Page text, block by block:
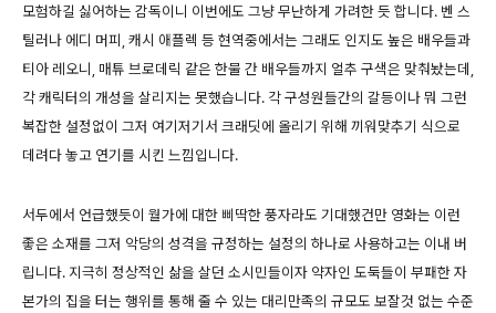
모험하길 싫어하는 감독이니 이번에도 그냥 무난하게 가려한 듯 합니다. 벤 스
틸러나 에디 머피, 캐시 애플렉 등 현역중에서는 그래도 인지도 높은 배우들과
티아 레오니, 매튜 브로데릭 같은 한물 간 배우들까지 얼추 구색은 맞춰놨는데,
각 캐릭터의 개성을 살리지는 못했습니다. 각 구성원들간의 갈등이나 뭐 그런
복잡한 설정없이 그저 여기저기서 크래딧에 올리기 위해 끼워맞추기 식으로
데려다 놓고 연기를 시킨 느낌입니다.
서두에서 언급했듯이 월가에 대한 삐딱한 풍자라도 기대했건만 영화는 이런
좋은 소재를 그저 악당의 성격을 규정하는 설정의 하나로 사용하고는 이내 버
립니다. 지극히 정상적인 삶을 살던 소시민들이자 약자인 도둑들이 부패한 자
본가의 집을 터는 행위를 통해 줄 수 있는 대리만족의 규모도 보잘것 없는 수준